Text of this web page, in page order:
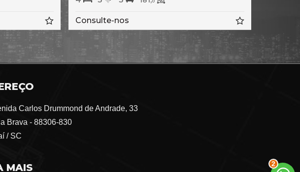
0
R$ 53.800.000,
Carlos Drummond de Andrade, 33
Brava - 88306-830
/ SC
MAIS 2